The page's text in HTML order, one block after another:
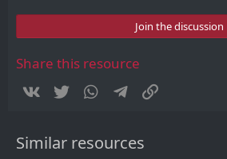
Join the discussion
Share this resource
Vkontakte
Twitter WhatsAppTelegram
Similar resources